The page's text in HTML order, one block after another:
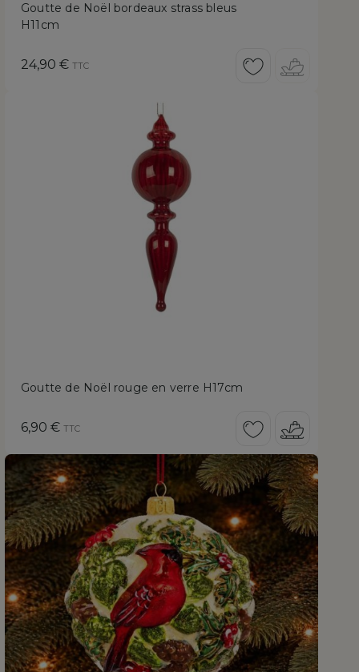
Goutte de Noël bordeaux strass bleus
H11cm
Prix
24,90 € TTC
Goutte de Noël rouge en verre H17cm
Prix
6,90 € TTC